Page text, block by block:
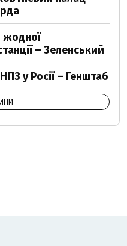
жодної
– Зеленський
у Росії – Генштаб